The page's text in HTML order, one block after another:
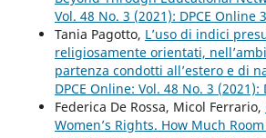
Vol. 48 No. 3 (2021): DPCE Online
Tania Pagotto, L’uso di indici
religiosamente orientati,
partenza condotti all’estero e di
DPCE Online: Vol. 48 No. 3 (2021):
Federica De Rossa, Micol Ferrario,
Women’s Rights. How Much